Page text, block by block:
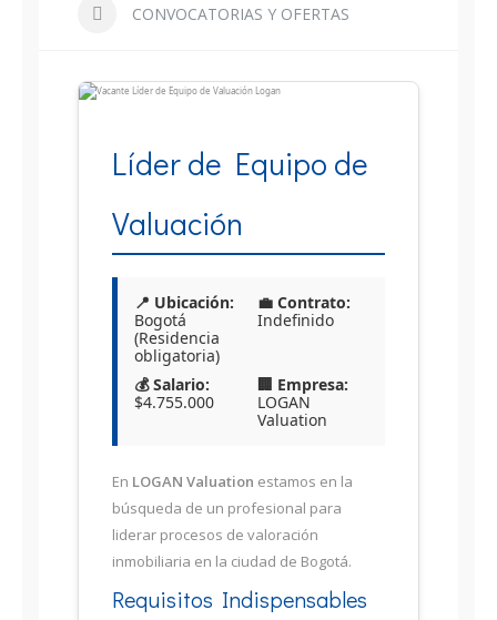
CONVOCATORIAS Y OFERTAS
Líder de Equipo de
Valuación
📍 Ubicación:
Bogotá
(Residencia
obligatoria)
💼 Contrato:
Indefinido
💰 Salario:
$4.755.000
🏢 Empresa:
LOGAN
Valuation
En LOGAN Valuation estamos en la
búsqueda de un profesional para
liderar procesos de valoración
inmobiliaria en la ciudad de Bogotá.
Requisitos Indispensables